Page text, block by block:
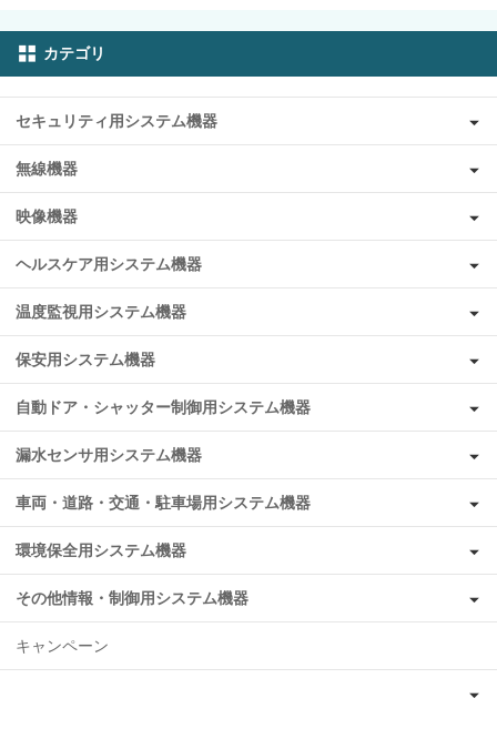
カテゴリ
セキュリティ用システム機器
無線機器
映像機器
ヘルスケア用システム機器
温度監視用システム機器
保安用システム機器
自動ドア・シャッター制御用システム機器
漏水センサ用システム機器
車両・道路・交通・駐車場用システム機器
環境保全用システム機器
その他情報・制御用システム機器
キャンペーン